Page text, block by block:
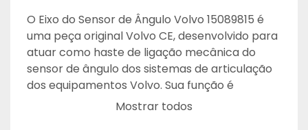
O Eixo do Sensor de Ângulo Volvo 15089815 é
uma peça original Volvo CE, desenvolvido para
atuar como haste de ligação mecânica do
sensor de ângulo dos sistemas de articulação
dos equipamentos Volvo. Sua função é
transmitir com precisão o movimento da
Mostrar todos